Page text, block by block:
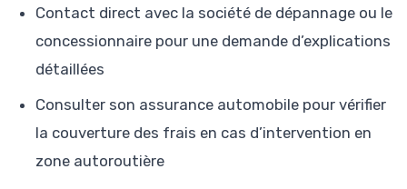
Contact direct avec la société de dépannage ou le
concessionnaire pour une demande d’explications
détaillées
Consulter son assurance automobile pour vérifier
la couverture des frais en cas d’intervention en
zone autoroutière